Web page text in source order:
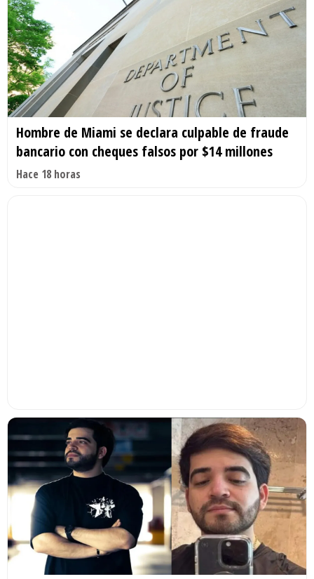
Hombre de Miami se declara culpable de fraude
bancario con cheques falsos por $14 millones
Hace 18 horas